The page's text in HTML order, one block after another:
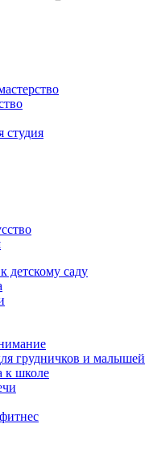
студия
детскому саду
грудничков и малышей
к школе